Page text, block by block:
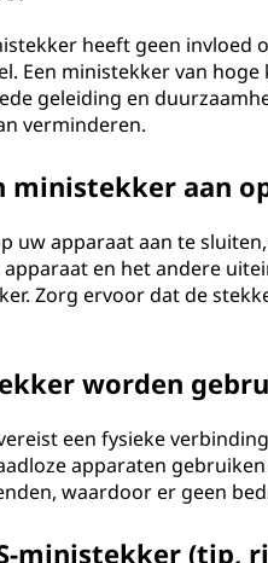
heeft geen invloed
Een ministekker van
geleiding en
verminderen.
ministekker aan
uw apparaat aan te
en het andere
Zorg ervoor dat de
worden
een fysieke
apparaten
waardoor er geen
ministekker (tip,